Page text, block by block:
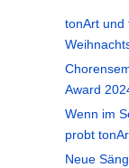
tonArt und
Award
Wenn im
probt
Neue